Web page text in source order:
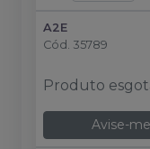
A2E
Cód. 35789
Produto
Avise-me